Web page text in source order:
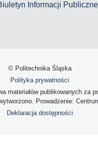
Informacji
© Politechnika Śląska
Polityka prywatności
materiałów publikowanych
Prowadzenie:
Deklaracja dostępności